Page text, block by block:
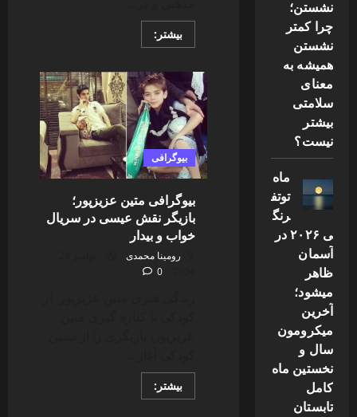
بیشتر:Read
more
جهان
آرا
که
بود
و
چه
کرد؟؛
محل
و
نحوه
جهان
آرا
بیوگرافی
بیوگرافی متین عزیزپور؛
بازیگر نقش عیسی در سریال
خواب و بیدار
رومینا محمدی
0
بیشتر:Read
more
نشستن؛
چرا کمتر
نشستن
همیشه به
معنای
سلامتی
بیشتر
نیست؟
ماه
توتف
رنگ
ی ۲۰۲۶ در
آسمان
ظاهر
میشود؛
آخرین
میکرومون
سال و
نخستین ماه
کامل
تابستان